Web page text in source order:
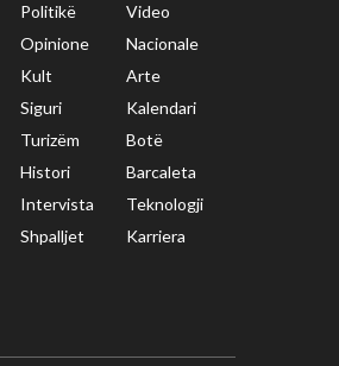
Politikë
Video
Opinione
Nacionale
Kult
Arte
Siguri
Kalendari
Turizëm
Botë
Histori
Barcaleta
Intervista
Teknologji
Shpalljet Karriera